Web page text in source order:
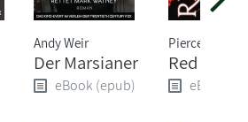
Andy Weir
Der Marsianer
eBook (epub)
Pierce Brown
Red Rising
eBook